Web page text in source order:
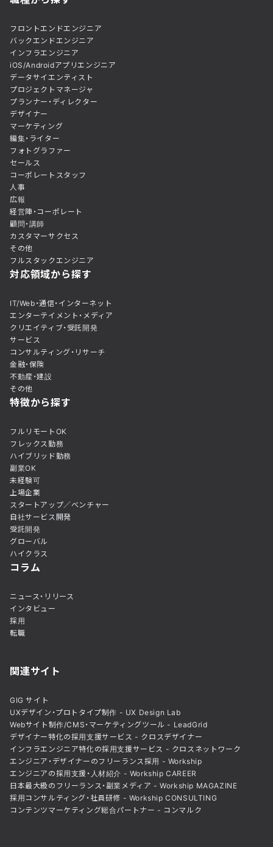
フロントエンドエンジニア
バックエンドエンジニア
インフラエンジニア
iOS/Androidアプリエンジニア
データサイエンティスト
プロジェクトマネージャ
プランナー・ディレクター
デザイナー
マーケティング
編集・ライター
フォトグラファー
セールス
コーポレートスタッフ
人事
広報
経営陣・コーポレート
顧問・講師
カスタマーサクセス
その他
フルスタックエンジニア
対応領域から探す
IT/Web・通信・インターネット
エンターテイメント・メディア
クリエイティブ・受託開発
サービス
コンサルティング・リサーチ
金融・保険
不動産・建設
その他
特徴から探す
フルリモートOK
フレックス勤務
ハイブリッド勤務
副業OK
未経験可
上場企業
スタートアップ／ベンチャー
自社サービス開発
受託開発
グローバル
ハイクラス
コラム
ニュース・リリース
インタビュー
採用
転職
関連サイト
GIG サイト
UXデザイン・プロトタイプ制作 - UX Design Lab
Webサイト制作/CMS・マーケティングツール - LeadGrid
デザイナー特化の採用支援サービス - クロスデザイナー
インフラエンジニア特化の採用支援サービス - クロスネットワーク
エンジニア・デザイナーのフリーランス採用 - Workship
エンジニアの採用支援・人材紹介 - Workship CAREER
日本最大級のフリーランス・副業メディア - Workship MAGAZINE
採用コンサルティング・社員研修 - Workship CONSULTING
コンテンツマーケティング総合パートナー - コンマルク